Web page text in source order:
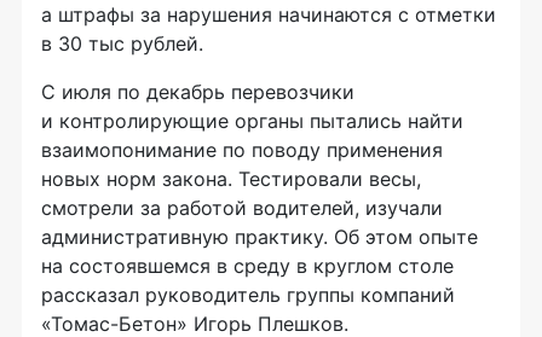
а штрафы за нарушения начинаются с отметки
в 30 тыс рублей.
С июля по декабрь перевозчики
и контролирующие органы пытались найти
взаимопонимание по поводу применения
новых норм закона. Тестировали весы,
смотрели за работой водителей, изучали
административную практику. Об этом опыте
на состоявшемся в среду в круглом столе
рассказал руководитель группы компаний
«Томас-Бетон» Игорь Плешков.